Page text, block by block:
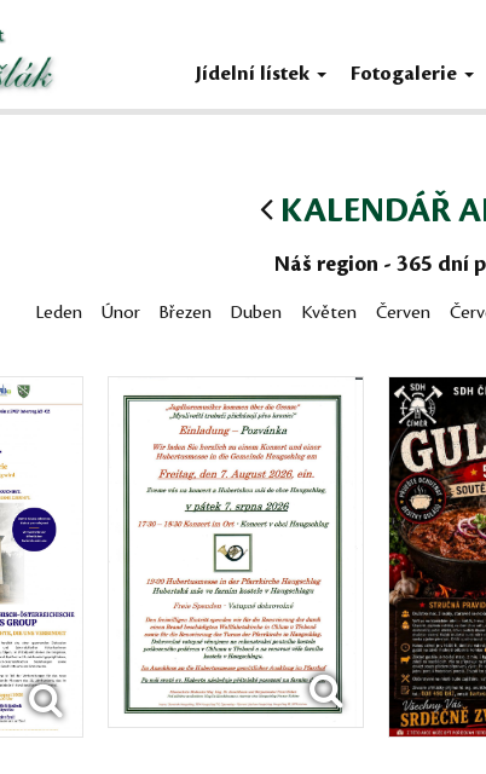
Jídelní lístek Fotogalerie
KALENDÁŘ
Náš region - 365 dní
Leden Únor Březen Duben Květen Červen